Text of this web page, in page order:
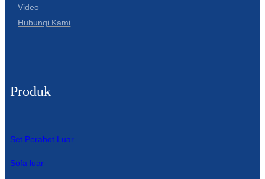
Video
Hubungi Kami
Produk
Set Perabot Luar
Sofa luar